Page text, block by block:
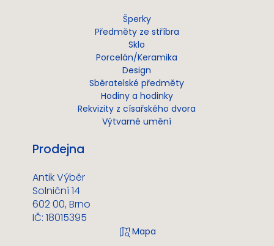
Šperky
Předměty ze stříbra
Sklo
Porcelán/Keramika
Design
Sběratelské předměty
Hodiny a hodinky
Rekvizity z císařského dvora
Výtvarné umění
Prodejna
Antik Výběr
Solniční 14
602 00, Brno
IČ: 18015395